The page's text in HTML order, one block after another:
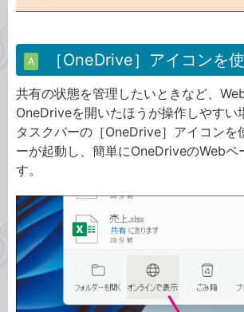
A ［OneDrive］アイコンを
共有の状態を管理したいときなど、
OneDriveを開いたほうが操作しやすい
タスクバーの［OneDrive］アイコンを
ーが起動し、簡単にOneDriveのWebペ
す。